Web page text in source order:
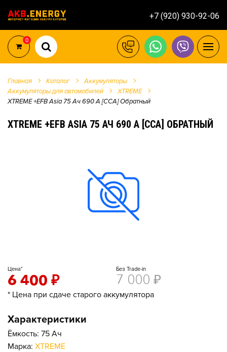
+7 (920) 930-92-06
0
Главная Каталог
Аккумуляторы
Аккумуляторы для автомобилей
XTREME
XTREME +EFB Asia 75 Ач 690 А [CCA] Обратный
XTREME +EFB ASIA 75 АЧ 690 А [CCA] ОБРАТНЫЙ
Цена*
6 400 ₽
Без Trade-in
7 000 ₽
* Цена при сдаче старого аккумулятора
Характеристики
Ёмкость: 75 Ач
Марка: XTREME